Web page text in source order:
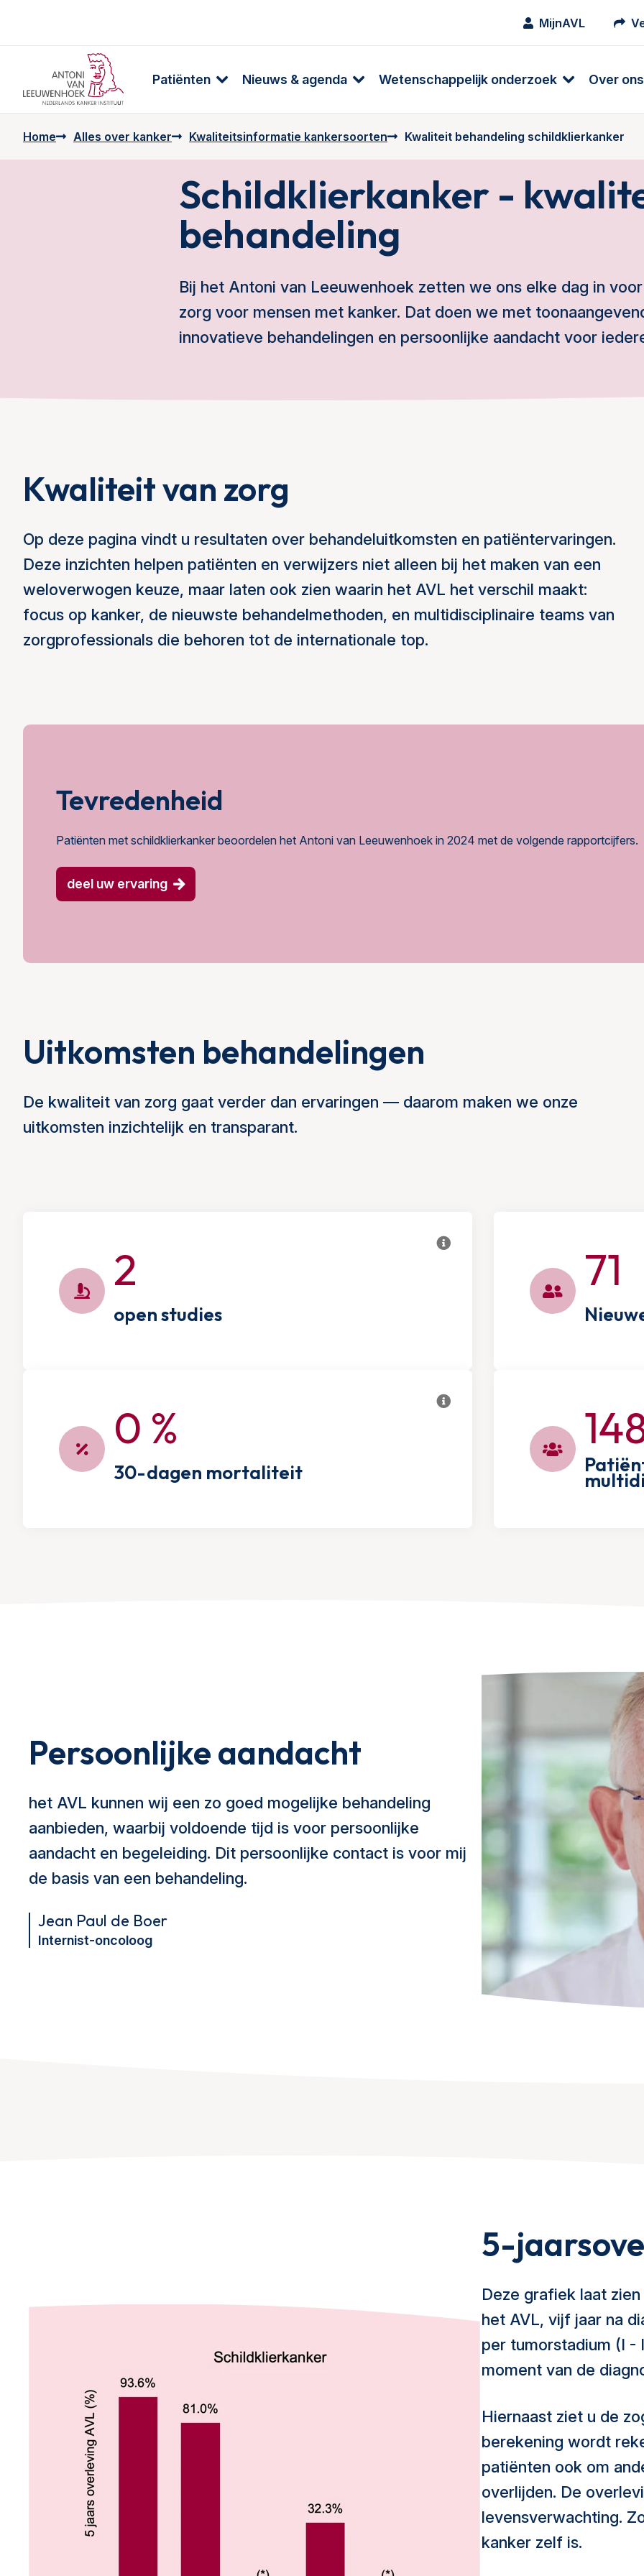
MijnAVL
Patiënten Nieuws & agenda Wetenschappelijk onderzoek Over ons
Home Alles over kanker Kwaliteitsinformatie kankersoorten Kwaliteit behandeling schildklierkanker
Schildklierkanker -
behandeling
Bij het Antoni van Leeuwenhoek zetten we ons elke dag in
zorg voor mensen met kanker. Dat doen we met
innovatieve behandelingen en persoonlijke aandacht voor
Kwaliteit van zorg
Op deze pagina vindt u resultaten over behandeluitkomsten en patiëntervaringen.
Deze inzichten helpen patiënten en verwijzers niet alleen bij het maken van een
weloverwogen keuze, maar laten ook zien waarin het AVL het verschil maakt:
focus op kanker, de nieuwste behandelmethoden, en multidisciplinaire teams van
zorgprofessionals die behoren tot de internationale top.
Tevredenheid
Patiënten met schildklierkanker beoordelen het Antoni van Leeuwenhoek in 2024 met de volgende rapportcijfers.
deel uw ervaring
Uitkomsten behandelingen
De kwaliteit van zorg gaat verder dan ervaringen — daarom maken we onze
uitkomsten inzichtelijk en transparant.
2
open studies
71
0 %
30-dagen mortaliteit
Persoonlijke aandacht
het AVL kunnen wij een zo goed mogelijke behandeling
aanbieden, waarbij voldoende tijd is voor persoonlijke
aandacht en begeleiding. Dit persoonlijke contact is voor mij
de basis van een behandeling.
Jean Paul de Boer
Internist-oncoloog
5-
Deze grafiek laat
het AVL, vijf jaar na
per tumorstadium (I -
moment van de
Hiernaast ziet u de
berekening wordt
patiënten ook om
overlijden. De
levensverwachting.
kanker zelf is.